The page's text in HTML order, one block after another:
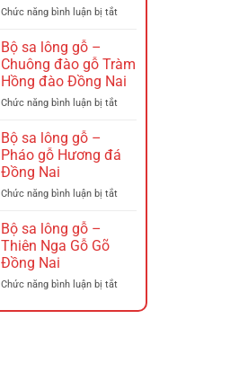
xích
Nai
Chức năng bình luận bị tắtở
lông
Gỗ
–
Triện
Đá
Tó
Tay
Bộ sa lông gỗ –
Chuông đào gỗ Tràm
Hồng đào Đồng Nai
Chức năng bình luận bị tắtở
lông
gỗ
Chuông
Đồng
Bộ sa lông gỗ –
Pháo gỗ Hương đá
Đồng Nai
Chức năng bình luận bị tắtở
Pháo
Hương
Bộ sa lông gỗ –
Thiên Nga Gỗ Gõ
Đồng Nai
Chức năng bình luận bị tắtở
sa